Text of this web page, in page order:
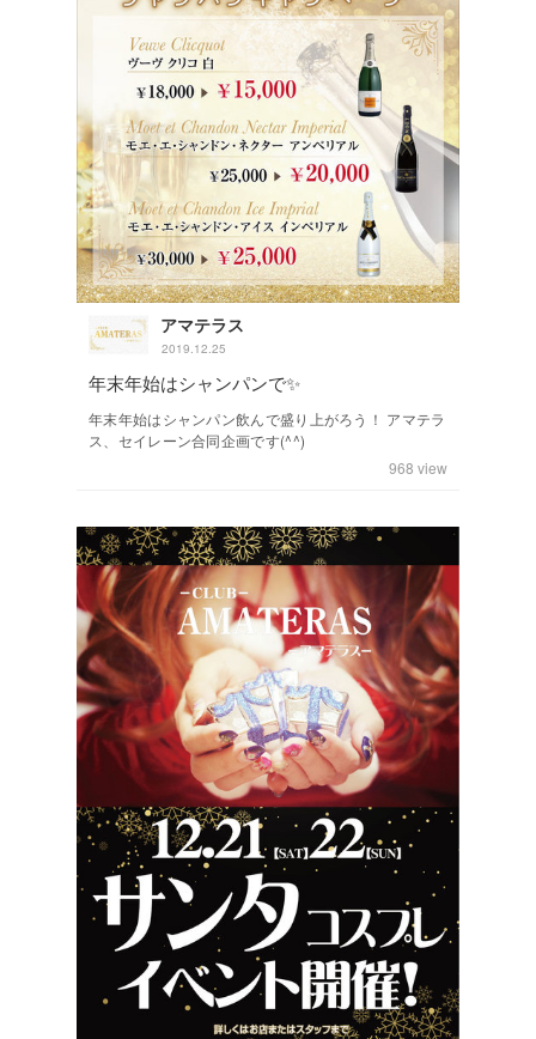
アマテラス
2019.12.25
年末年始はシャンパンで✨
年末年始はシャンパン飲んで盛り上がろう！ アマテラ
ス、セイレーン合同企画です(^^)
968 view